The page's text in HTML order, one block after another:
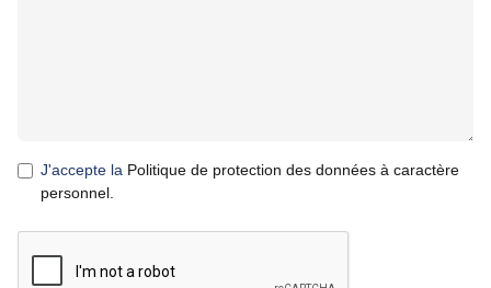
J'accepte la Politique de protection des données à caractère
personnel.